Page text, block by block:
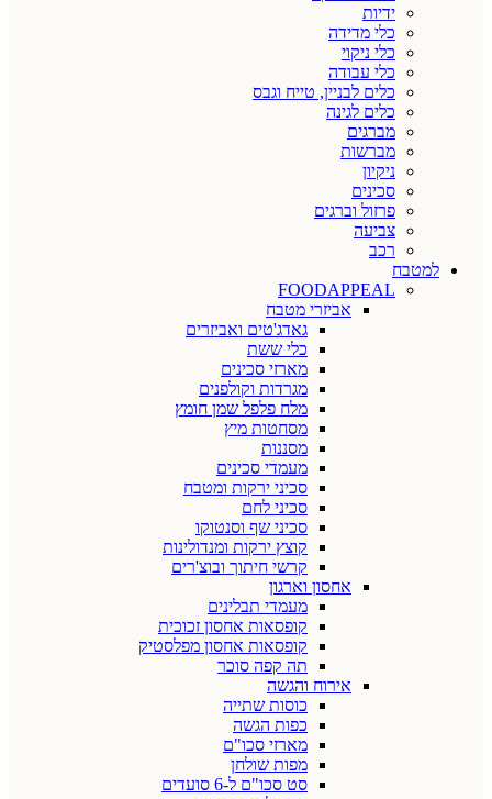
ידיות
כלי מדידה
כלי ניקוי
כלי עבודה
כלים לבניין, טייח וגבס
כלים לגינה
מברגים
מברשות
ניקיון
סכינים
פרזול וברגים
צביעה
רכב
למטבח
FOODAPPEAL
אביזרי מטבח
גאדג'טים ואביזרים
כלי ששת
מארזי סכינים
מגרדות וקולפנים
מלח פלפל שמן חומץ
מסחטות מיץ
מסננות
מעמדי סכינים
סכיני ירקות ומטבח
סכיני לחם
סכיני שף וסנטוקו
קוצץ ירקות ומנדולינות
קרשי חיתוך ובוצ'רים
אחסון וארגון
מעמדי תבלינים
קופסאות אחסון זכוכית
קופסאות אחסון מפלסטיק
תה קפה סוכר
אירוח והגשה
כוסות שתייה
כפות הגשה
מארזי סכו"ם
מפות שולחן
סט סכו"ם ל-6 סועדים